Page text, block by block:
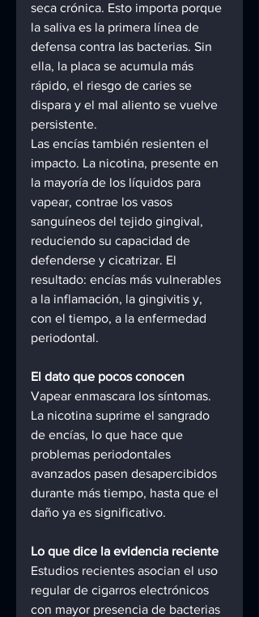
seca crónica. Esto importa porque
la saliva es la primera línea de
defensa contra las bacterias. Sin
ella, la placa se acumula más
rápido, el riesgo de caries se
dispara y el mal aliento se vuelve
persistente.
Las encías también resienten el
impacto. La nicotina, presente en
la mayoría de los líquidos para
vapear, contrae los vasos
sanguíneos del tejido gingival,
reduciendo su capacidad de
defenderse y cicatrizar. El
resultado: encías más vulnerables
a la inflamación, la gingivitis y,
con el tiempo, a la enfermedad
periodontal.
El dato que pocos conocen
Vapear enmascara los síntomas.
La nicotina suprime el sangrado
de encías, lo que hace que
problemas periodontales
avanzados pasen desapercibidos
durante más tiempo, hasta que el
daño ya es significativo.
Lo que dice la evidencia reciente
Estudios recientes asocian el uso
regular de cigarros electrónicos
con mayor presencia de bacterias